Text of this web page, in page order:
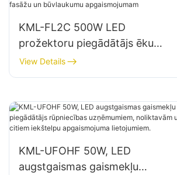
KML-FL2C 500W LED
prožektoru piegādātājs ēku
fasāžu un būvlaukumu
apgaismojumam
View Details
KML-UFOHF 50W, LED
augstgaismas gaismekļu